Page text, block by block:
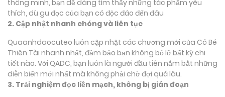
thông minh, bạn dễ dàng tìm thấy những tác phẩm yêu
thích, dù gu đọc của bạn có độc đáo đến đâu
2. Cập nhật nhanh chóng và liên tục
Quaanhdaocuteo luôn cập nhật các chương mới của Cô Bé
Thiên Tài nhanh nhất, đảm bảo bạn không bỏ lỡ bất kỳ chi
tiết nào. Với QADC, bạn luôn là người đầu tiên nắm bắt những
diễn biến mới nhất mà không phải chờ đợi quá lâu.
3. Trải nghiệm đọc liền mạch, không bị gián đoạn